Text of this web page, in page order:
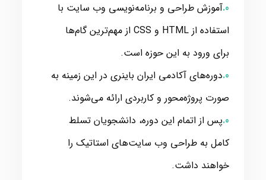
آموزش طراحی و برنامه‌نویسی وب سایت با
استفاده از HTML و CSS از مهم‌ترین گام‌ها
برای ورود به این حوزه است.
دوره‌های آکادمی ایران باینری در این زمینه به
صورت پروژه‌محور و کاربردی ارائه می‌شوند.
پس از اتمام این دوره، دانشجویان تسلط
کامل به طراحی وب سایت‌های استاتیک را
خواهند داشت.